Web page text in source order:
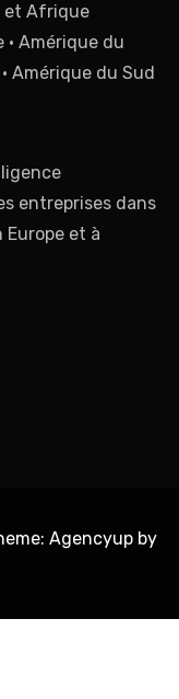
et Afrique
• Amérique du
Amérique du Sud
entreprises dans
Europe et à
Agencyup by